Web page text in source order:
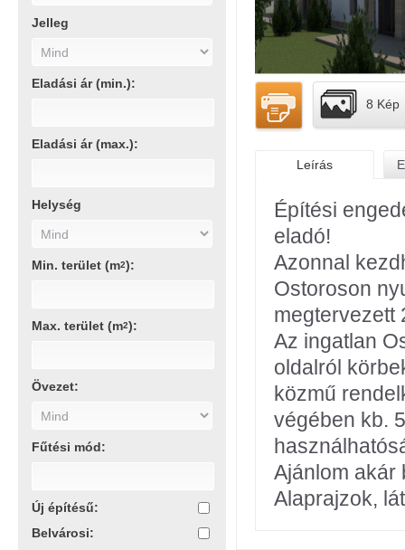
Jelleg
Eladási ár (min.):
Eladási ár (max.):
Helység
Min. terület (m2):
Max. terület (m2):
Övezet:
Fűtési mód:
Új építésű:
Belvárosi:
8 Kép
Leírás
Építési
eladó!
Azonnal
Ostoroson
megtervezett
Az ingatlan
oldalról
közmű
végében kb.
Ajánlom akár
Alaprajzok,